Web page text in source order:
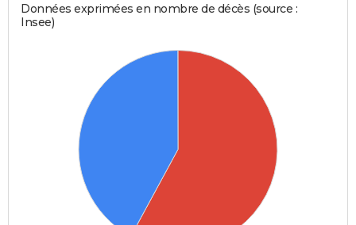
Données exprimées en nombre de décès (source :
Insee)